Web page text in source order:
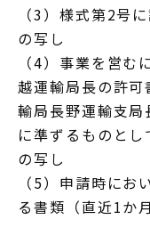
（3）様式第2号
の写し
（4）事業を営
越運輸局長の許
輸局長野運輸支
に準ずるものと
の写し
（5）申請時に
る書類（直近1か